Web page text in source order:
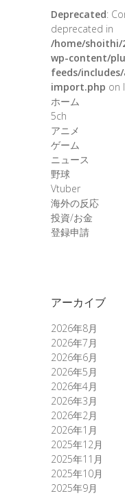
Deprecated:
deprecated in
/home/shoithi/
wp-content/
feeds/
import.php on
ホーム
5ch
アニメ
ゲーム
ニュース
野球
Vtuber
海外の反応
投資/お金
登録申請
アーカイブ
2026年8月
2026年7月
2026年6月
2026年5月
2026年4月
2026年3月
2026年2月
2026年1月
2025年12月
2025年11月
2025年10月
2025年9月